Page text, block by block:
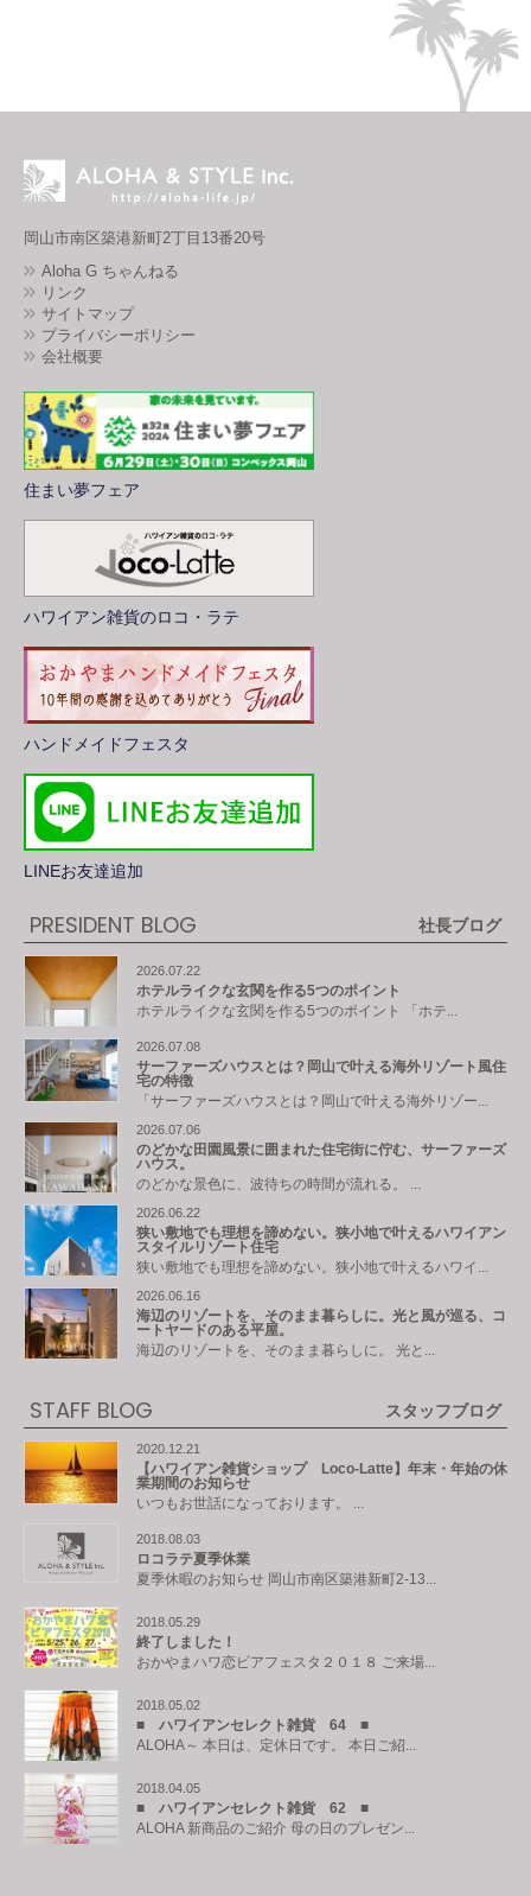
岡山市南区築港新町2丁目13番20号
Aloha G ちゃんねる
リンク
サイトマップ
プライバシーポリシー
会社概要
住まい夢フェア
ハワイアン雑貨のロコ・ラテ
ハンドメイドフェスタ
LINEお友達追加
PRESIDENT BLOG 社長ブログ
2026.07.22
ホテルライクな玄関を作る5つのポイント
ホテルライクな玄関を作る5つのポイント 「ホテ...
2026.07.08
サーファーズハウスとは？岡山で叶える海外リゾート風住
宅の特徴
「サーファーズハウスとは？岡山で叶える海外リゾー...
2026.07.06
のどかな田園風景に囲まれた住宅街に佇む、サーファーズ
ハウス。
のどかな景色に、波待ちの時間が流れる。 ...
2026.06.22
狭い敷地でも理想を諦めない。狭小地で叶えるハワイアン
スタイルリゾート住宅
狭い敷地でも理想を諦めない。狭小地で叶えるハワイ...
2026.06.16
海辺のリゾートを、そのまま暮らしに。光と風が巡る、コ
ートヤードのある平屋。
海辺のリゾートを、そのまま暮らしに。 光と...
STAFF BLOG スタッフブログ
2020.12.21
【ハワイアン雑貨ショップ Loco-Latte】年末・年始の休
業期間のお知らせ
いつもお世話になっております。 ...
2018.08.03
ロコラテ夏季休業
夏季休暇のお知らせ 岡山市南区築港新町2-13...
2018.05.29
終了しました！
おかやまハワ恋ビアフェスタ２０１８ ご来場...
2018.05.02
■ ハワイアンセレクト雑貨 64 ■
ALOHA～ 本日は、定休日です。 本日ご紹...
2018.04.05
■ ハワイアンセレクト雑貨 62 ■
ALOHA 新商品のご紹介 母の日のプレゼン...